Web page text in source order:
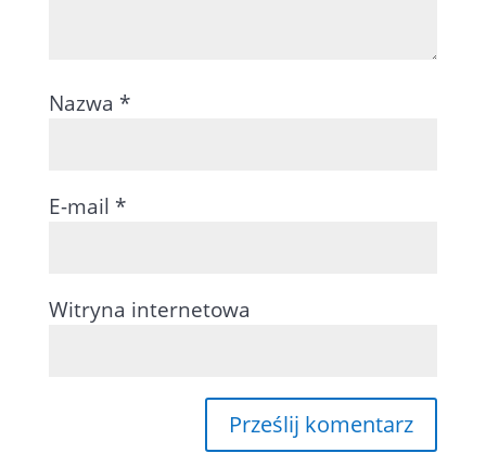
Nazwa *
E-mail *
Witryna internetowa